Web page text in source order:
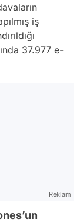
iş
37.977 e-
Reklam